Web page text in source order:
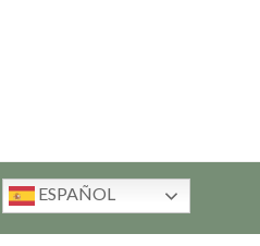
ESPAÑOL